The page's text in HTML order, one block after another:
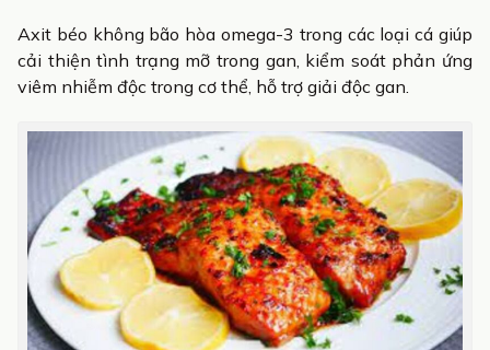
Axit béo không bão hòa omega-3 trong các loại cá giúp
cải thiện tình trạng mỡ trong gan, kiểm soát phản ứng
viêm nhiễm độc trong cơ thể, hỗ trợ giải độc gan.